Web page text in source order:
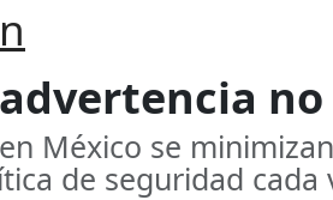
México se
de seguridad cada